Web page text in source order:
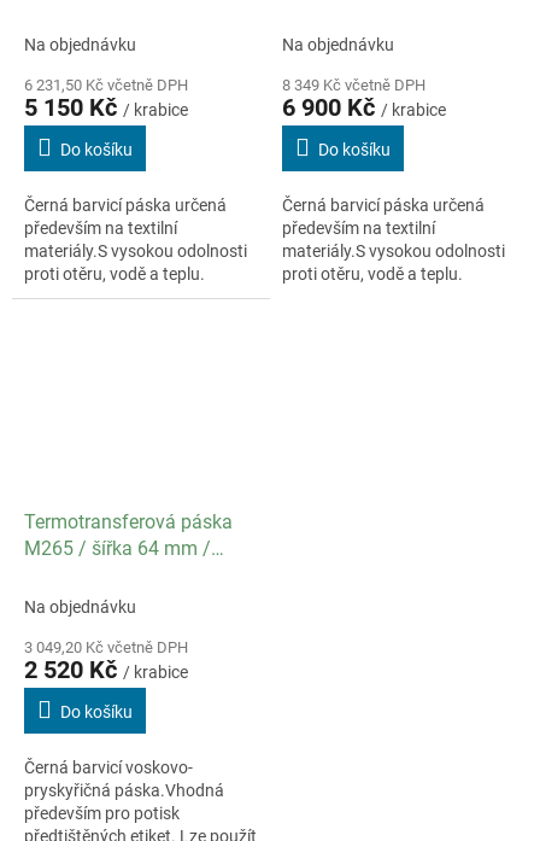
specifikace textil / balení
Na objednávku
6 231,50 Kč včetně DPH
5 150 Kč / krabice
Do košíku
Černá barvicí páska určená
především na textilní
materiály.S vysokou odolnosti
proti otěru, vodě a teplu.
specifikace textil / balení
Na objednávku
8 349 Kč včetně DPH
6 900 Kč / krabice
Do košíku
Černá barvicí páska určená
především na textilní
materiály.S vysokou odolnosti
proti otěru, vodě a teplu.
Termotransferová páska
M265 / šířka 64 mm /
balení 12 ks
Na objednávku
3 049,20 Kč včetně DPH
2 520 Kč / krabice
Do košíku
Černá barvicí voskovo-
pryskyřičná páska.Vhodná
především pro potisk
předtištěných etiket. Lze použít